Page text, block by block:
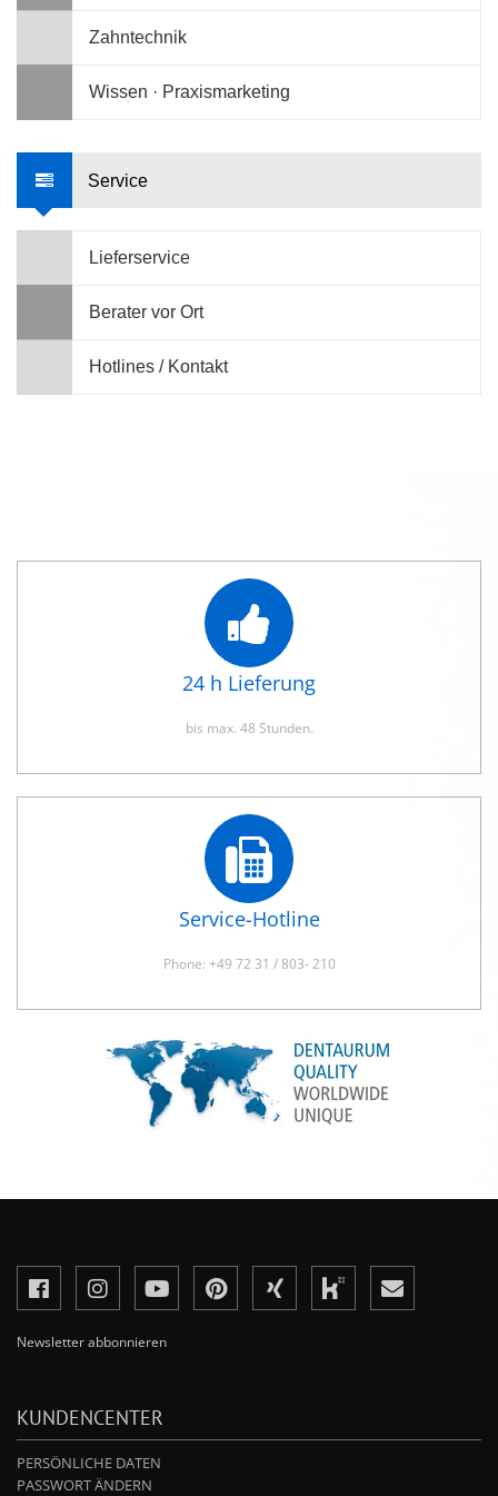
Zahntechnik
Wissen · Praxismarketing
Service
Lieferservice
Berater vor Ort
Hotlines / Kontakt
24 h Lieferung
bis max. 48 Stunden.
Service-Hotline
Phone: +49 72 31 / 803- 210
Newsletter abbonnieren
KUNDENCENTER
PERSÖNLICHE DATEN
PASSWORT ÄNDERN